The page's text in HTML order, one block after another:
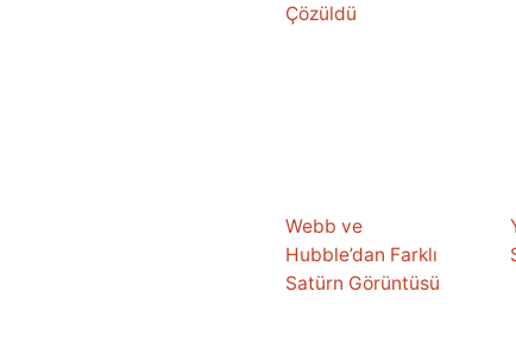
Çözüldü
Webb ve
Hubble’dan Farklı
Satürn Görüntüsü